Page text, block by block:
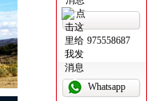
975558687
Whatsapp